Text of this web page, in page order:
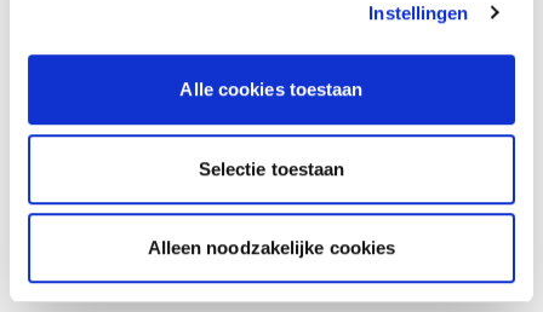
Instellingen
Alle cookies toestaan
Selectie toestaan
Alleen noodzakelijke cookies